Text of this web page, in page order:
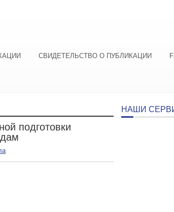
СВИДЕТЕЛЬСТВО О ПУБЛИКАЦИИ
подготовки
НАШИ